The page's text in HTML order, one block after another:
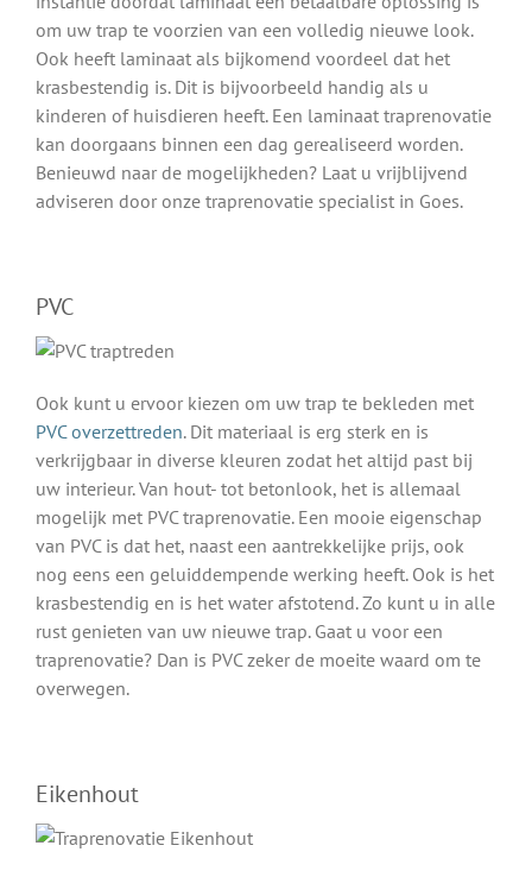
om uw trap te voorzien van een volledig nieuwe look.
Ook heeft laminaat als bijkomend voordeel dat het
krasbestendig is. Dit is bijvoorbeeld handig als u
kinderen of huisdieren heeft. Een laminaat traprenovatie
kan doorgaans binnen een dag gerealiseerd worden.
Benieuwd naar de mogelijkheden? Laat u vrijblijvend
adviseren door onze traprenovatie specialist in Goes.
PVC
Ook kunt u ervoor kiezen om uw trap te bekleden met
PVC overzettreden. Dit materiaal is erg sterk en is
verkrijgbaar in diverse kleuren zodat het altijd past bij
uw interieur. Van hout- tot betonlook, het is allemaal
mogelijk met PVC traprenovatie. Een mooie eigenschap
van PVC is dat het, naast een aantrekkelijke prijs, ook
nog eens een geluiddempende werking heeft. Ook is het
krasbestendig en is het water afstotend. Zo kunt u in alle
rust genieten van uw nieuwe trap. Gaat u voor een
traprenovatie? Dan is PVC zeker de moeite waard om te
overwegen.
Eikenhout